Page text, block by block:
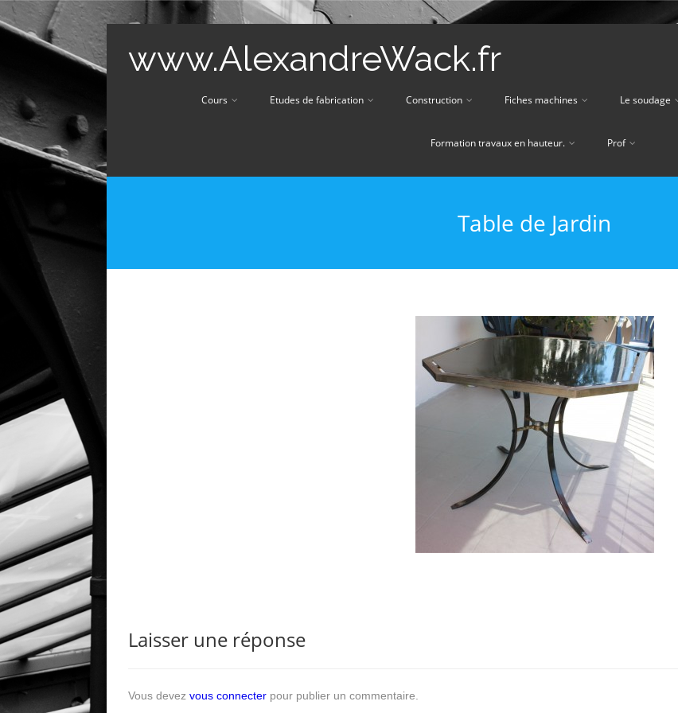
www.AlexandreWack.fr
Cours Etudes de fabrication Construction Fiches machines Le soudage
Formation travaux en hauteur. Prof
Table de Jardin
Laisser une réponse
Vous devezvous connecter pour publier un commentaire.